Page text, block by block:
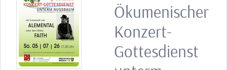
Ökumenischer
Konzert-
Gottesdienst